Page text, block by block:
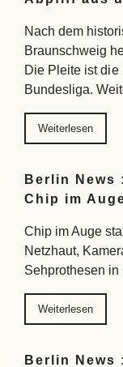
Nach dem
Braunschweig
Die Pleite ist die
Bundesliga.
Weiterlesen
Berlin News
Chip im
Chip im Auge
Netzhaut,
Sehprothesen
Weiterlesen
Berlin News